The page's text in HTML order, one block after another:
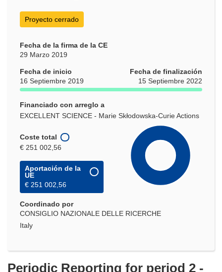
Proyecto cerrado
Fecha de la firma de la CE
29 Marzo 2019
Fecha de inicio
16 Septiembre 2019
Fecha de finalización
15 Septiembre 2022
Financiado con arreglo a
EXCELLENT SCIENCE - Marie Skłodowska-Curie Actions
Coste total
€ 251 002,56
Aportación de la
UE
€ 251 002,56
Coordinado por
CONSIGLIO NAZIONALE DELLE RICERCHE
Italy
Periodic Reporting for period 2 -